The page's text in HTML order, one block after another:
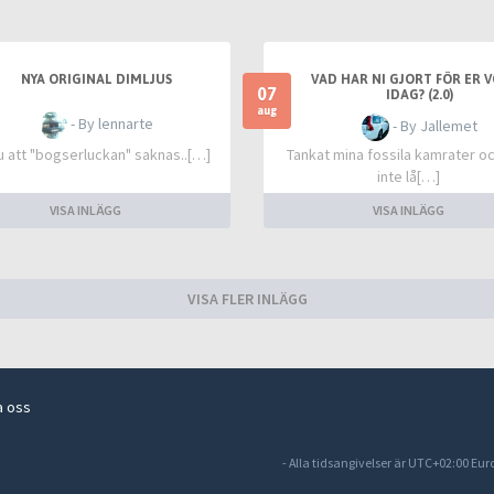
NYA ORIGINAL DIMLJUS
- By lennarte
att "bogserluckan" saknas..[…]
VISA INLÄGG
07
aug
VAD HAR NI GJORT FÖR ER
IDAG? (2.0)
- By Jallemet
Tankat mina fossila kamrater
inte lå[…]
VISA INLÄGG
VISA FLER INLÄGG
oss
- Alla tidsangivelser är UTC+02:00